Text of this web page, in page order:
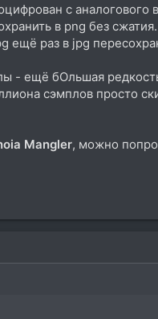
с аналогового
в png без
ещё раз в jpg
- ещё бОльшая
сэмплов просто
Mangler, можно